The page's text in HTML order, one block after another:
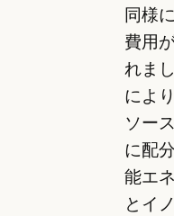
同様
費用
れま
によ
ソー
に配
能エ
とイ